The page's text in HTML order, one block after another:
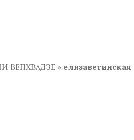
ВЕПХВАДЗЕ » елизаветинская